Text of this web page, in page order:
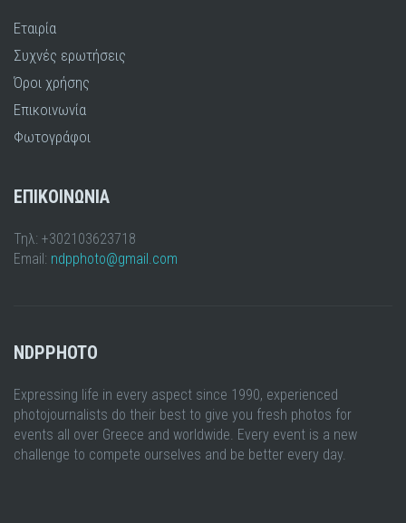
Εταιρία
Συχνές ερωτήσεις
Όροι χρήσης
Επικοινωνία
Φωτογράφοι
ΕΠΙΚΟΙΝΩΝΙΑ
Τηλ: +302103623718
Email: ndpphoto@gmail.com
NDPPHOTO
Expressing life in every aspect since 1990, experienced
photojournalists do their best to give you fresh photos for
events all over Greece and worldwide. Every event is a new
challenge to compete ourselves and be better every day.